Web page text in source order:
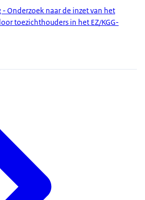
Onderzoek naar de inzet van het
toezichthouders in het EZ/KGG-